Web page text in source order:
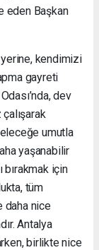
eden Başkan
kendimizi
gayreti
dev
umutla
yaşanabilir
için
tüm
daha nice
Antalya
birlikte nice